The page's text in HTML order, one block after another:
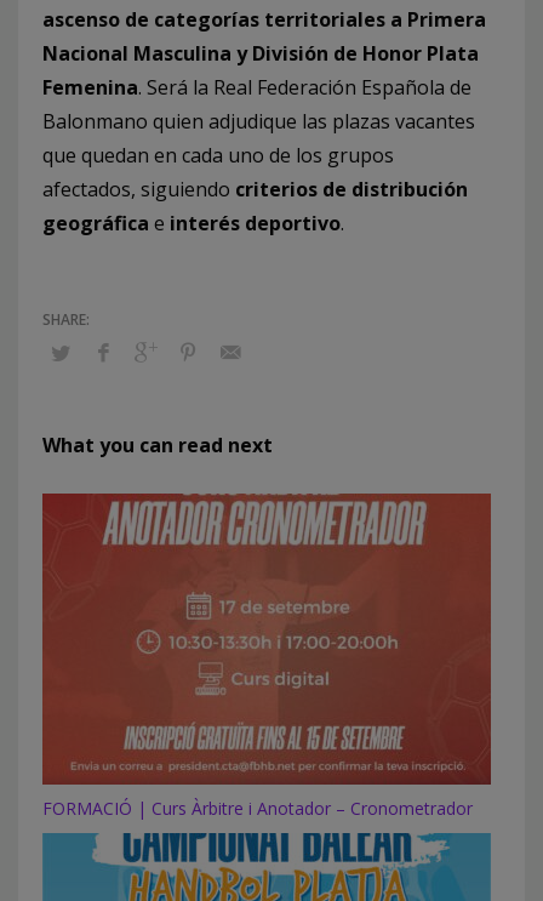
ascenso de categorías territoriales a Primera
Nacional Masculina y División de Honor Plata
Femenina. Será la Real Federación Española de
Balonmano quien adjudique las plazas vacantes
que quedan en cada uno de los grupos
afectados, siguiendo criterios de distribución
geográfica e interés deportivo.
What you can read next
FORMACIÓ | Curs Àrbitre i Anotador – Cronometrador